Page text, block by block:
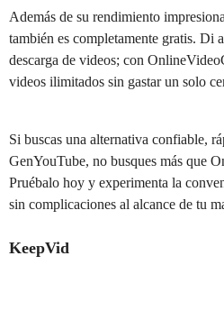
Además de su rendimiento
también es completamente gratis. Di
descarga de videos; con
videos ilimitados sin gastar un solo
Si buscas una alternativa confiable,
GenYouTube, no busques más que
Pruébalo hoy y experimenta la
sin complicaciones al alcance de tu
KeepVid